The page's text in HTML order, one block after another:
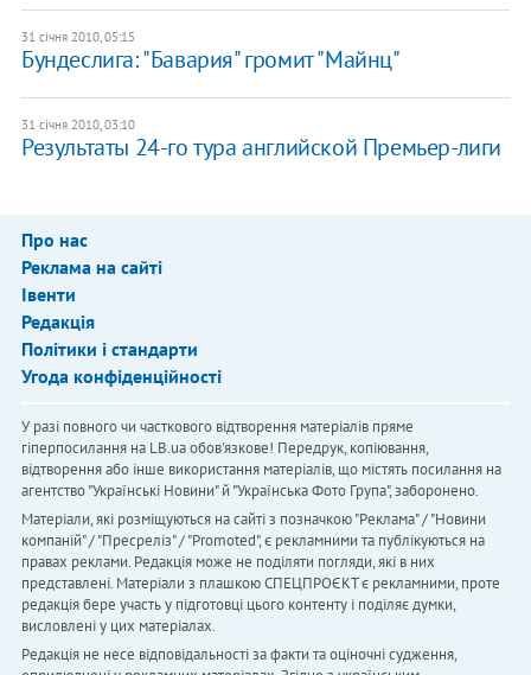
31 січня 2010, 05:15
Бундеслига: "Бавария" громит "Майнц"
31 січня 2010, 03:10
Результаты 24-го тура английской Премьер-лиги
Про нас
Реклама на сайті
Івенти
Редакція
Політики і стандарти
Угода конфіденційності
У разі повного чи часткового відтворення матеріалів пряме
гіперпосилання на LB.ua обов'язкове! Передрук, копіювання,
відтворення або інше використання матеріалів, що містять посилання на
агентство "Українськi Новини" й "Українська Фото Група", заборонено.
Матеріали, які розміщуються на сайті з позначкою "Реклама" / "Новини
компаній" / "Пресреліз" / "Promoted", є рекламними та публікуються на
правах реклами. Редакція може не поділяти погляди, які в них
представлені. Матеріали з плашкою СПЕЦПРОЄКТ є рекламними, проте
редакція бере участь у підготовці цього контенту і поділяє думки,
висловлені у цих матеріалах.
Редакція не несе відповідальності за факти та оціночні судження,